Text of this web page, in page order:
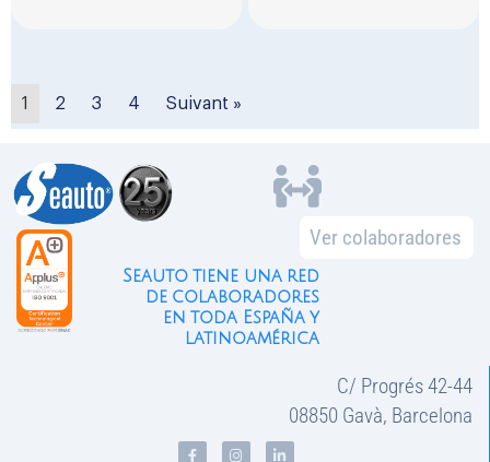
1 2 3 4 Suivant »
Ver colaboradores
Seauto tiene una red
de colaboradores
en toda España y
latinoamérica
C/ Progrés 42-44
08850 Gavà, Barcelona